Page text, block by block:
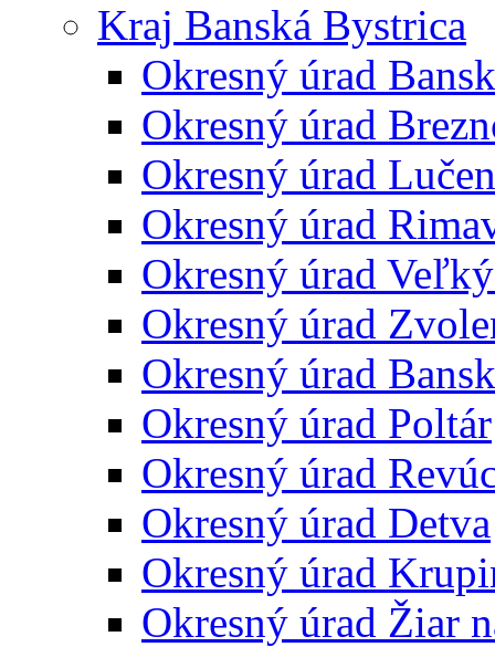
Kraj Banská Bystrica
Okresný úrad
Okresný úrad
Okresný úrad
Okresný úrad
Okresný úrad
Okresný úrad
Okresný úrad
Okresný úrad Poltár
Okresný úrad
Okresný úrad Detva
Okresný úrad
Okresný úrad Žiar